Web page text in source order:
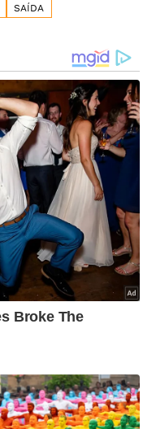
SAÍDA